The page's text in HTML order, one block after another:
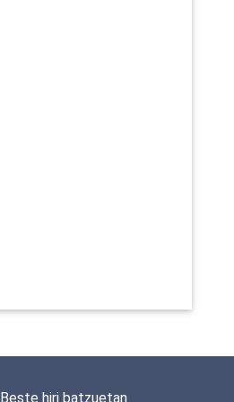
Beste hiri batzuetan